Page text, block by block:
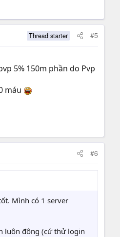
Thread starter #5
5% 150m phần do Pvp
máu
#6
Mình có 1 server
luôn đông (cứ thử login